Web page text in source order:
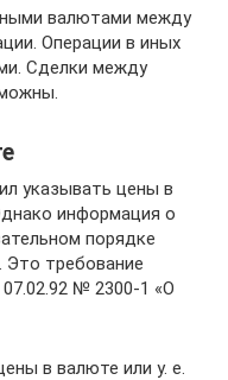
валютами между
Операции в иных
Сделки между
указывать цены в
информация о
порядке
Это требование
№ 2300-1 «О
в валюте или у. e.